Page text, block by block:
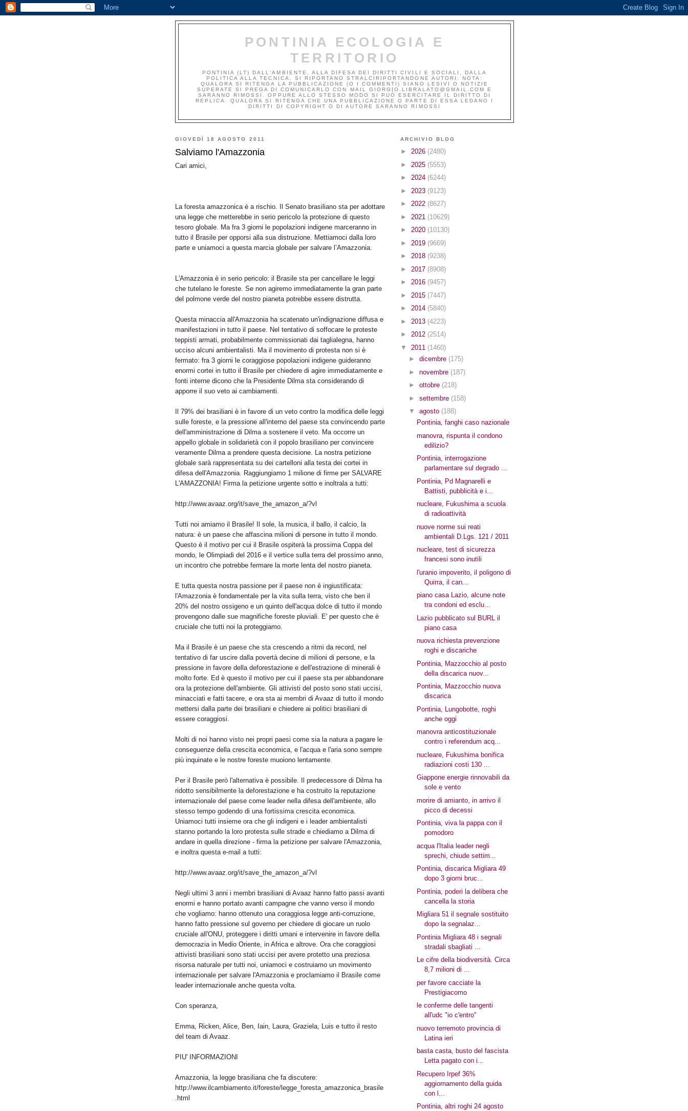
PONTINIA ECOLOGIA E
TERRITORIO
PONTINIA (LT) DALL'AMBIENTE, ALLA DIFESA DEI DIRITTI CIVILI E SOCIALI, DALLA
POLITICA ALLA TECNICA. SI RIPORTANO STRALCIRIPORTANDONE AUTORI. NOTA:
QUALORA SI RITENGA LA PUBBLICAZIONE (O I COMMENTI) SIANO LESIVI O NOTIZIE
SUPERATE SI PREGA DI COMUNICARLO CON MAIL GIORGIO.LIBRALATO@GMAIL.COM E
SARANNO RIMOSSI. OPPURE ALLO STESSO MODO SI PUÒ ESERCITARE IL DIRITTO DI
REPLICA. QUALORA SI RITENGA CHE UNA PUBBLICAZIONE O PARTE DI ESSA LEDANO I
DIRITTI DI COPYRIGHT O DI AUTORE SARANNO RIMOSSI
GIOVEDÌ 18 AGOSTO 2011
Salviamo l'Amazzonia
Cari amici,
La foresta amazzonica è a rischio. Il Senato brasiliano sta per adottare
una legge che metterebbe in serio pericolo la protezione di questo
tesoro globale. Ma fra 3 giorni le popolazioni indigene marceranno in
tutto il Brasile per opporsi alla sua distruzione. Mettiamoci dalla loro
parte e uniamoci a questa marcia globale per salvare l’Amazzonia.
L'Amazzonia è in serio pericolo: il Brasile sta per cancellare le leggi
che tutelano le foreste. Se non agiremo immediatamente la gran parte
del polmone verde del nostro pianeta potrebbe essere distrutta.
Questa minaccia all'Amazzonia ha scatenato un'indignazione diffusa e
manifestazioni in tutto il paese. Nel tentativo di soffocare le proteste
teppisti armati, probabilmente commissionati dai taglialegna, hanno
ucciso alcuni ambientalisti. Ma il movimento di protesta non si è
fermato: fra 3 giorni le coraggiose popolazioni indigene guideranno
enormi cortei in tutto il Brasile per chiedere di agire immediatamente e
fonti interne dicono che la Presidente Dilma sta considerando di
apporre il suo veto ai cambiamenti.
Il 79% dei brasiliani è in favore di un veto contro la modifica delle leggi
sulle foreste, e la pressione all'interno del paese sta convincendo parte
dell'amministrazione di Dilma a sostenere il veto. Ma occorre un
appello globale in solidarietà con il popolo brasiliano per convincere
veramente Dilma a prendere questa decisione. La nostra petizione
globale sarà rappresentata su dei cartelloni alla testa dei cortei in
difesa dell'Amazzonia. Raggiungiamo 1 milione di firme per SALVARE
L'AMAZZONIA! Firma la petizione urgente sotto e inoltrala a tutti:
http://www.avaaz.org/it/save_the_amazon_a/?vl
Tutti noi amiamo il Brasile! Il sole, la musica, il ballo, il calcio, la
natura: è un paese che affascina milioni di persone in tutto il mondo.
Questo è il motivo per cui il Brasile ospiterà la prossima Coppa del
mondo, le Olimpiadi del 2016 e il vertice sulla terra del prossimo anno,
un incontro che potrebbe fermare la morte lenta del nostro pianeta.
E tutta questa nostra passione per il paese non è ingiustificata:
l'Amazzonia è fondamentale per la vita sulla terra, visto che ben il
20% del nostro ossigeno e un quinto dell'acqua dolce di tutto il mondo
provengono dalle sue magnifiche foreste pluviali. E' per questo che è
cruciale che tutti noi la proteggiamo.
Ma il Brasile è un paese che sta crescendo a ritmi da record, nel
tentativo di far uscire dalla povertà decine di milioni di persone, e la
pressione in favore della deforestazione e dell'estrazione di minerali è
molto forte. Ed è questo il motivo per cui il paese sta per abbandonare
ora la protezione dell'ambiente. Gli attivisti del posto sono stati uccisi,
minacciati e fatti tacere, e ora sta ai membri di Avaaz di tutto il mondo
mettersi dalla parte dei brasiliani e chiedere ai politici brasiliani di
essere coraggiosi.
Molti di noi hanno visto nei propri paesi come sia la natura a pagare le
conseguenze della crescita economica, e l'acqua e l'aria sono sempre
più inquinate e le nostre foreste muoiono lentamente.
Per il Brasile però l'alternativa è possibile. Il predecessore di Dilma ha
ridotto sensibilmente la deforestazione e ha costruito la reputazione
internazionale del paese come leader nella difesa dell'ambiente, allo
stesso tempo godendo di una fortissima crescita economica.
Uniamoci tutti insieme ora che gli indigeni e i leader ambientalisti
stanno portando la loro protesta sulle strade e chiediamo a Dilma di
andare in quella direzione - firma la petizione per salvare l'Amazzonia,
e inoltra questa e-mail a tutti:
http://www.avaaz.org/it/save_the_amazon_a/?vl
Negli ultimi 3 anni i membri brasiliani di Avaaz hanno fatto passi avanti
enormi e hanno portato avanti campagne che vanno verso il mondo
che vogliamo: hanno ottenuto una coraggiosa legge anti-corruzione,
hanno fatto pressione sul governo per chiedere di giocare un ruolo
cruciale all'ONU, proteggere i diritti umani e intervenire in favore della
democrazia in Medio Oriente, in Africa e altrove. Ora che coraggiosi
attivisti brasiliani sono stati uccisi per avere protetto una preziosa
risorsa naturale per tutti noi, uniamoci e costruiamo un movimento
internazionale per salvare l'Amazzonia e proclamiamo il Brasile come
leader internazionale anche questa volta.
Con speranza,
Emma, Ricken, Alice, Ben, Iain, Laura, Graziela, Luis e tutto il resto
del team di Avaaz.
PIU' INFORMAZIONI
Amazzonia, la legge brasiliana che fa discutere:
http://www.ilcambiamento.it/foreste/legge_foresta_amazzonica_brasile
.html
ARCHIVIO BLOG
► 2026 (2480)
► 2025 (5553)
► 2024 (6244)
► 2023 (9123)
► 2022 (8627)
► 2021 (10629)
► 2020 (10130)
► 2019 (9669)
► 2018 (9238)
► 2017 (8908)
► 2016 (9457)
► 2015 (7447)
► 2014 (5840)
► 2013 (4223)
► 2012 (2514)
▼ 2011 (1460)
► dicembre (175)
► novembre (187)
► ottobre (218)
► settembre (158)
▼ agosto (188)
Pontinia, fanghi caso nazionale
manovra, rispunta il condono
edilizio?
Pontinia, interrogazione
parlamentare sul degrado ...
Pontinia, Pd Magnarelli e
Battisti, pubblicità e i...
nucleare, Fukushima a scuola
di radioattività
nuove norme sui reati
ambientali D.Lgs. 121 / 2011
nucleare, test di sicurezza
francesi sono inutili
l'uranio impoverito, il poligono di
Quirra, il can...
piano casa Lazio, alcune note
tra condoni ed esclu...
Lazio pubblicato sul BURL il
piano casa
nuova richiesta prevenzione
roghi e discariche
Pontinia, Mazzocchio al posto
della discarica nuov...
Pontinia, Mazzocchio nuova
discarica
Pontinia, Lungobotte, roghi
anche oggi
manovra anticostituzionale
contro i referendum acq...
nucleare, Fukushima bonifica
radiazioni costi 130 ...
Giappone energie rinnovabili da
sole e vento
morire di amianto, in arrivo il
picco di decessi
Pontinia, viva la pappa con il
pomodoro
acqua l'Italia leader negli
sprechi, chiude settim...
Pontinia, discarica Migliara 49
dopo 3 giorni bruc...
Pontinia, poderi la delibera che
cancella la storia
Migliara 51 il segnale sostituito
dopo la segnalaz...
Pontinia Migliara 48 i segnali
stradali sbagliati ...
Le cifre della biodiversità. Circa
8,7 milioni di ...
per favore cacciate la
Prestigiacomo
le conferme delle tangenti
all'udc "io c'entro"
nuovo terremoto provincia di
Latina ieri
basta casta, busto del fascista
Letta pagato con i...
Recupero Irpef 36%
aggiornamento della guida
con l...
Pontinia, altri roghi 24 agosto